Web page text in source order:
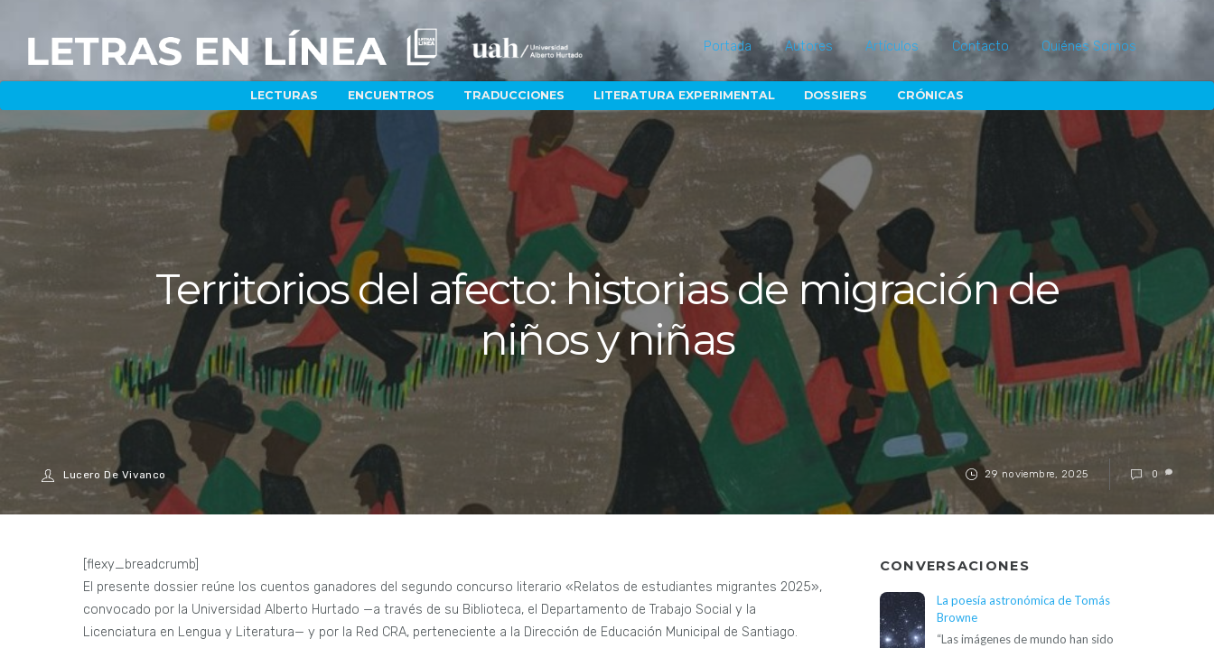
Portada Autores Artículos Contacto Quiénes Somos
LECTURAS ENCUENTROS TRADUCCIONES LITERATURA EXPERIMENTAL DOSSIERS CRÓNICAS
29 noviembre, 2025
Territorios del afecto: historias de migración de
niños y niñas
Lucero De Vivanco 0
[flexy_breadcrumb]
El presente dossier reúne los cuentos ganadores del segundo concurso literario «Relatos de estudiantes migrantes 2025»,
convocado por la Universidad Alberto Hurtado —a través de su Biblioteca, el Departamento de Trabajo Social y la
Licenciatura en Lengua y Literatura— y por la Red CRA, perteneciente a la Dirección de Educación Municipal de Santiago.
CONVERSACIONES
La poesía astronómica de Tomás
Browne
“Las imágenes de mundo han sido